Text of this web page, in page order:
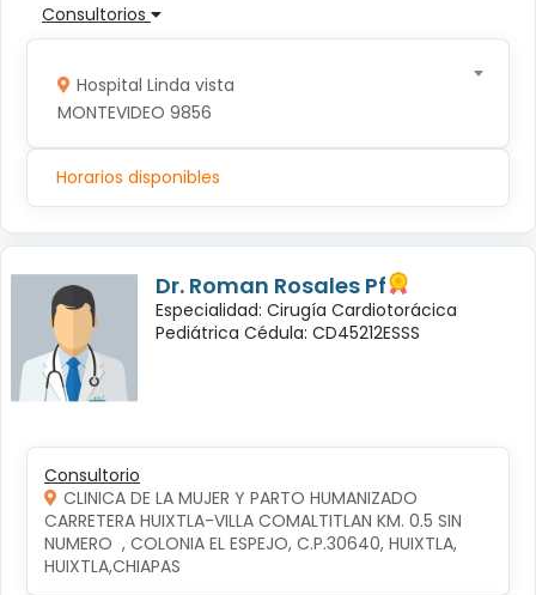
Consultorios
Hospital Linda vista
MONTEVIDEO 9856
Horarios disponibles
Dr. Roman Rosales Pf
Especialidad: Cirugía Cardiotorácica
Pediátrica Cédula: CD45212ESSS
Consultorio
CLINICA DE LA MUJER Y PARTO HUMANIZADO
CARRETERA HUIXTLA-VILLA COMALTITLAN KM. 0.5 SIN
NUMERO  , COLONIA EL ESPEJO, C.P.30640, HUIXTLA,
HUIXTLA,CHIAPAS